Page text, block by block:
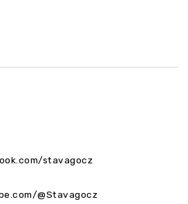
stavagocz
@Stavagocz